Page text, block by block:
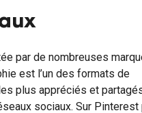
par de nombreuses
est l’un des formats de
plus appréciés et
sociaux. Sur Pinterest